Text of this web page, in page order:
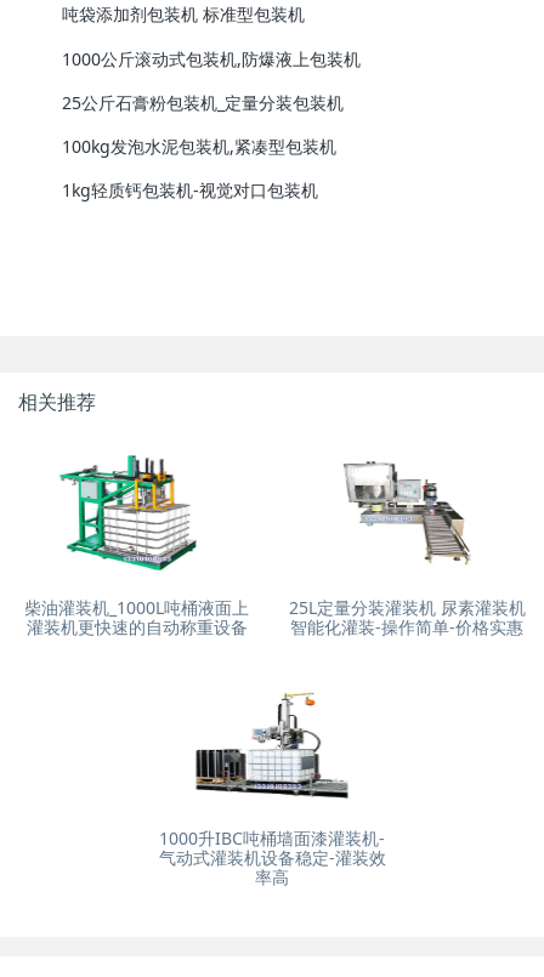
吨袋添加剂包装机 标准型包装机
1000公斤滚动式包装机,防爆液上包装机
25公斤石膏粉包装机_定量分装包装机
100kg发泡水泥包装机,紧凑型包装机
1kg轻质钙包装机-视觉对口包装机
相关推荐
柴油灌装机_1000L吨桶液面上
灌装机更快速的自动称重设备
25L定量分装灌装机 尿素灌装机
智能化灌装-操作简单-价格实惠
1000升IBC吨桶墙面漆灌装机-
气动式灌装机设备稳定-灌装效
率高